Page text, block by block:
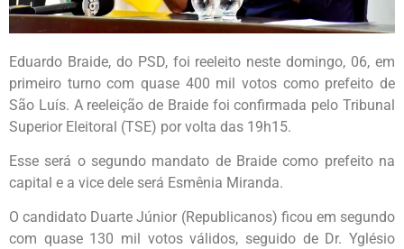
Eduardo Braide, do PSD, foi reeleito neste domingo, 06, em
primeiro turno com quase 400 mil votos como prefeito de
São Luís. A reeleição de Braide foi confirmada pelo Tribunal
Superior Eleitoral (TSE) por volta das 19h15.
Esse será o segundo mandato de Braide como prefeito na
capital e a vice dele será Esmênia Miranda.
O candidato Duarte Júnior (Republicanos) ficou em segundo
com quase 130 mil votos válidos, seguido de Dr. Yglésio